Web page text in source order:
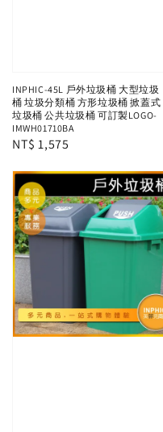
INPHIC-45L 戶外垃圾桶 大型垃圾
桶 垃圾分類桶 方形垃圾桶 掀蓋式
垃圾桶 公共垃圾桶 可訂製LOGO-
IMWH01710BA
Regular
NT$ 1,575